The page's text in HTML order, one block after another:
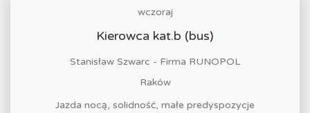
wczoraj
Kierowca kat.b (bus)
Stanisław Szwarc - Firma RUNOPOL
Raków
Jazda nocą, solidność, małe predyspozycje